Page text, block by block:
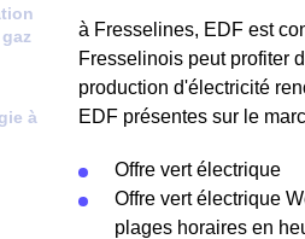
à
à Fresselines, EDF est
Fresselinois peut profiter
production d'électricité
EDF présentes sur le
Offre vert électrique
Offre vert électrique
plages horaires en